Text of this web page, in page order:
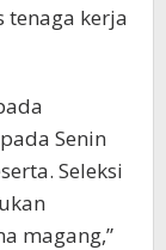
kerja
Senin
Seleksi
magang,”